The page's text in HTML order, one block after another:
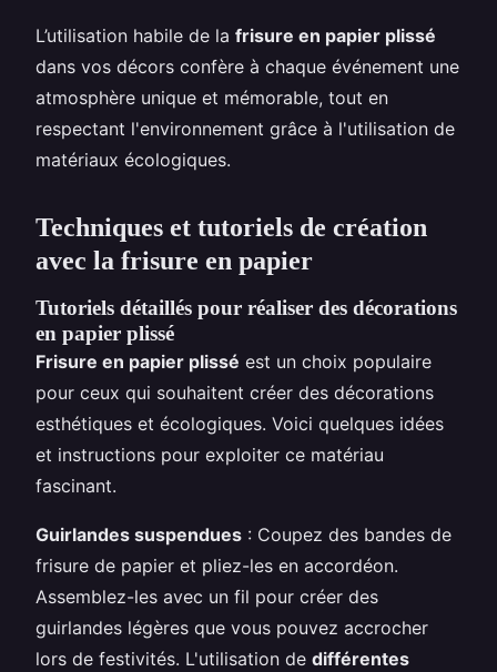
L’utilisation habile de la frisure en papier plissé
dans vos décors confère à chaque événement une
atmosphère unique et mémorable, tout en
respectant l'environnement grâce à l'utilisation de
matériaux écologiques.
Techniques et tutoriels de création
avec la frisure en papier
Tutoriels détaillés pour réaliser des décorations
en papier plissé
Frisure en papier plissé est un choix populaire
pour ceux qui souhaitent créer des décorations
esthétiques et écologiques. Voici quelques idées
et instructions pour exploiter ce matériau
fascinant.
Guirlandes suspendues : Coupez des bandes de
frisure de papier et pliez-les en accordéon.
Assemblez-les avec un fil pour créer des
guirlandes légères que vous pouvez accrocher
lors de festivités. L'utilisation de différentes